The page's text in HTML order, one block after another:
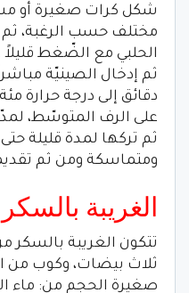
شكل كرات صغيرة أو
مختلف حسب الرغبة،
الحلبي مع الضّغط قليلاً
ثم إدخال الصينيّة
دقائق إلى درجة حرارة
على الرف المتوسّط،
ثم تركها لمدة قليلة
ومتماسكة ومن ثم
الغريبة بالسكر
تتكون الغريبة بالسكر
ثلاث بيضات، وكوب من
صغيرة الحجم من: ماء